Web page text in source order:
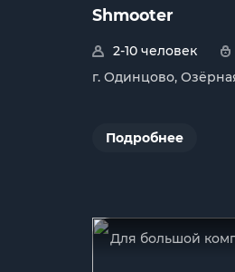
Shmooter
2-10 человек
г. Одинцово,
Подробнее
Для большой